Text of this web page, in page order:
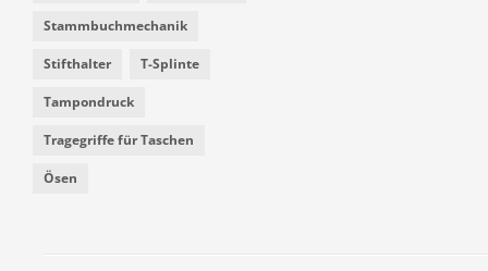
Stammbuchmechanik
Stifthalter T-Splinte
Tampondruck
Tragegriffe für Taschen
Ösen